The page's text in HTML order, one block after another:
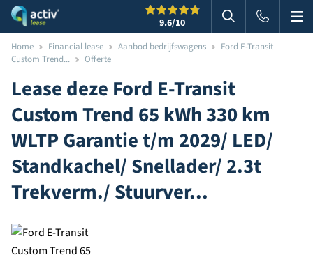
9.6/10 Zoeken in
Home Financial lease Aanbod bedrijfswagens
Ford E-Transit
Custom Trend...
Offerte
Lease deze Ford E-Transit
Custom Trend 65 kWh 330 km
WLTP Garantie t/m 2029/ LED/
Standkachel/ Snellader/ 2.3t
Trekverm./ Stuurver...